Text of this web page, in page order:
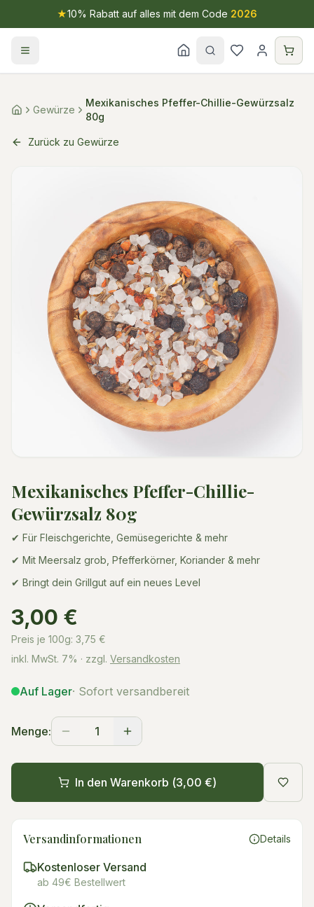
★10% Rabatt auf alles mit dem Code 2026
Gewürze
Mexikanisches Pfeffer-Chillie-Gewürzsalz
80g
Zurück zu Gewürze
Mexikanisches Pfeffer-Chillie-
Gewürzsalz 80g
✔ Für Fleischgerichte, Gemüsegerichte & mehr
✔ Mit Meersalz grob, Pfefferkörner, Koriander & mehr
✔ Bringt dein Grillgut auf ein neues Level
3,00 €
Preis je 100g: 3,75 €
inkl. MwSt. 7% · zzgl. Versandkosten
Auf Lager· Sofort versandbereit
Menge: 1
In den Warenkorb (3,00 €)
Versandinformationen Details
Kostenloser Versand
ab 49€ Bestellwert